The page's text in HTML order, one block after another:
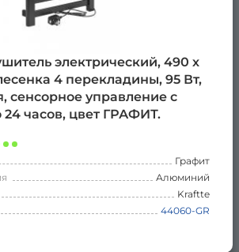
электрический, 490 х
4 перекладины, 95 Вт,
сенсорное управление с
часов, цвет ГРАФИТ.
Графит
Алюминий
Kraftte
44060-GR